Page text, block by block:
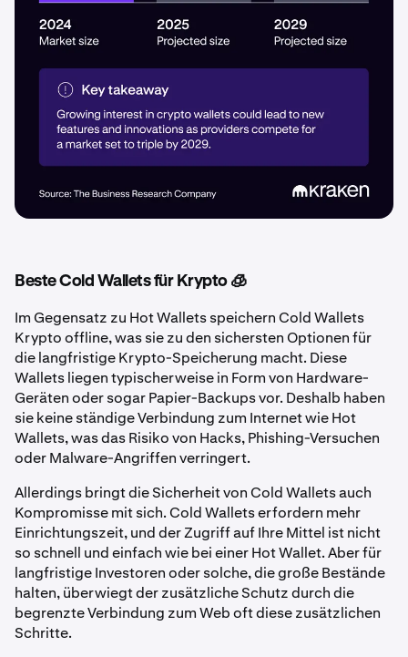
Beste Cold Wallets für Krypto 🧊
Im Gegensatz zu Hot Wallets speichern Cold Wallets
Krypto offline, was sie zu den sichersten Optionen für
die langfristige Krypto-Speicherung macht. Diese
Wallets liegen typischerweise in Form von Hardware-
Geräten oder sogar Papier-Backups vor. Deshalb haben
sie keine ständige Verbindung zum Internet wie Hot
Wallets, was das Risiko von Hacks, Phishing-Versuchen
oder Malware-Angriffen verringert.
Allerdings bringt die Sicherheit von Cold Wallets auch
Kompromisse mit sich. Cold Wallets erfordern mehr
Einrichtungszeit, und der Zugriff auf Ihre Mittel ist nicht
so schnell und einfach wie bei einer Hot Wallet. Aber für
langfristige Investoren oder solche, die große Bestände
halten, überwiegt der zusätzliche Schutz durch die
begrenzte Verbindung zum Web oft diese zusätzlichen
Schritte.